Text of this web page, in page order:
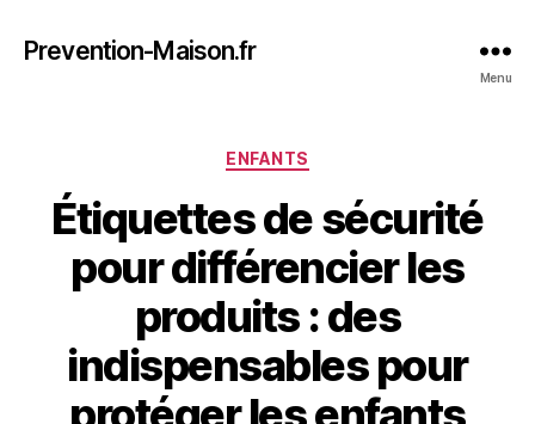
Prevention-Maison.fr
Menu
Catégories
ENFANTS
Étiquettes de sécurité
pour différencier les
produits : des
indispensables pour